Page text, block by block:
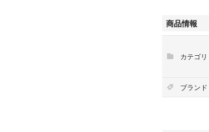
商品情報
カテゴリ
ブランド